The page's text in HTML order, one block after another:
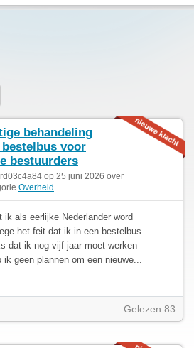
behandeling
voor
bestuurders
op 25 juni 2026 over
Overheid
ik als eerlijke Nederlander word
het feit dat ik in een bestelbus
dat ik nog vijf jaar moet werken
geen plannen om een nieuwe...
Gelezen 83